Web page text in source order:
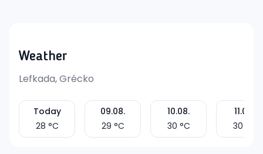
Weather
Lefkada, Grécko
Today
28 °C
09.08.
29 °C
10.08.
30 °C
11.08.
30